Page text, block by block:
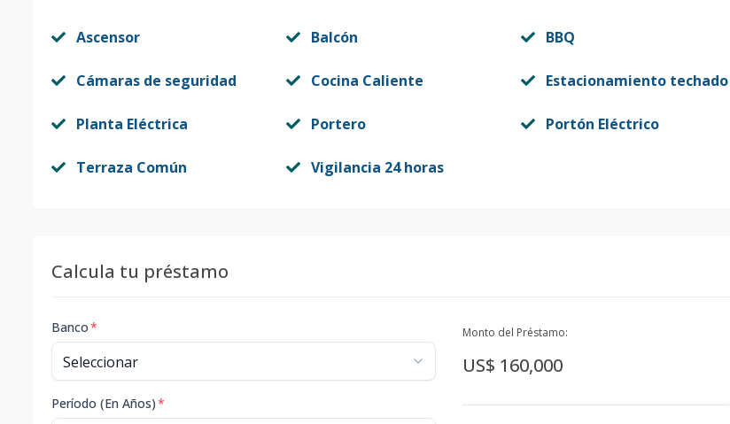
Ascensor Balcón BBQ
Cámaras de seguridad Cocina Caliente Estacionamiento techado
Planta Eléctrica Portero Portón Eléctrico
Terraza Común Vigilancia 24 horas
Calcula tu préstamo
Banco*
Período (En Años)*
Monto del Préstamo:
US$ 160,000